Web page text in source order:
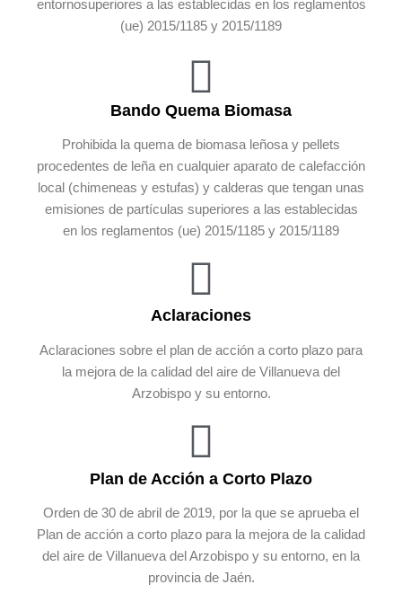
entornosuperiores a las establecidas en los reglamentos
(ue) 2015/1185 y 2015/1189
Bando Quema Biomasa
Prohibida la quema de biomasa leñosa y pellets
procedentes de leña en cualquier aparato de calefacción
local (chimeneas y estufas) y calderas que tengan unas
emisiones de partículas superiores a las establecidas
en los reglamentos (ue) 2015/1185 y 2015/1189
Aclaraciones
Aclaraciones sobre el plan de acción a corto plazo para
la mejora de la calidad del aire de Villanueva del
Arzobispo y su entorno.
Plan de Acción a Corto Plazo
Orden de 30 de abril de 2019, por la que se aprueba el
Plan de acción a corto plazo para la mejora de la calidad
del aire de Villanueva del Arzobispo y su entorno, en la
provincia de Jaén.